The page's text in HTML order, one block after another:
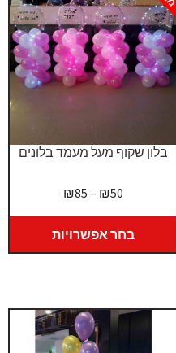
בלון שקוף מעל מעמד בלונים
₪50
–
₪85
עד
בחר אפשרויות